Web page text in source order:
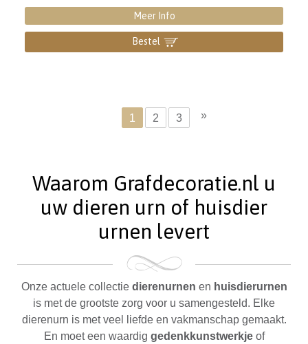
Meer Info
Bestel ]
1 2 3 »
Waarom Grafdecoratie.nl u
uw dieren urn of huisdier
urnen levert
Onze actuele collectie dierenurnen en huisdierurnen
is met de grootste zorg voor u samengesteld. Elke
dierenurn is met veel liefde en vakmanschap gemaakt.
En moet een waardig gedenkkunstwerkjeof